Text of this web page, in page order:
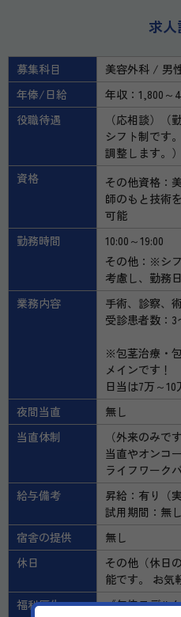
求人
募集科目 美容外科 男
年俸/日給
年収：1,800～
役職待遇
（応相談）（
シフト制です
調整します。）
資格
その他資格：
師のもと技術
可能
勤務時間
10:00～19:00
その他：※シ
考慮し、勤務
業務内容
手術、診察、
受診患者数：
※包茎治療・
メインです！
日当は7万～10
夜間当直
無し
当直体制
（外来のみです
当直やオンコ
ライフワーク
給与備考
昇給：有り（
試用期間：無
宿舎の提供
無し
休日
その他（休日
能です。 お気
福利厚生
《年俸モデル